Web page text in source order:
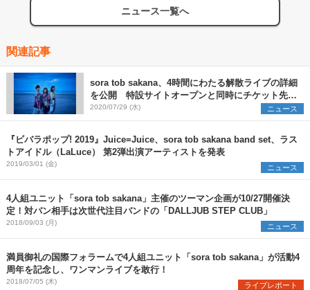
ニュース一覧へ
関連記事
sora tob sakana、4時間にわたる解散ライブの詳細
を公開 特設サイトオープンと同時にチケット先行
も開始
2020/07/29 (水) ニュース
『ビバラポップ! 2019』Juice=Juice、sora tob sakana band set、ラス
トアイドル（LaLuce） 第2弾出演アーティストを発表
2019/03/01 (金) ニュース
4人組ユニット「sora tob sakana」主催のツーマン企画が10/27開催決
定！対バン相手は次世代注目バンドの「DALLJUB STEP CLUB」
2018/09/03 (月) ニュース
満員御礼の国際フォラームで4人組ユニット「sora tob sakana」が活動4
周年を記念し、ワンマンライブを敢行！
2018/07/05 (木) ライブレポート